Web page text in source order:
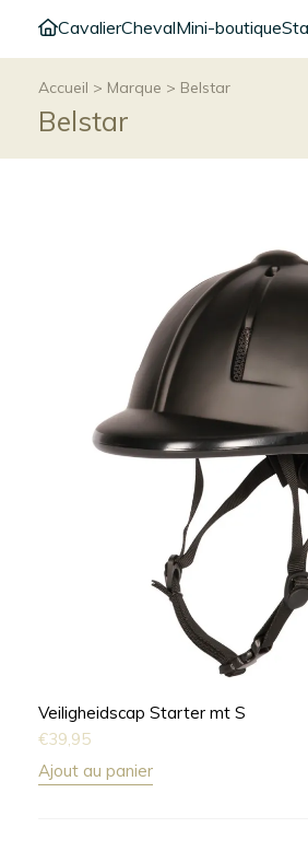
CavalierChevalMini-boutique
Accueil > Marque > Belstar
Belstar
Veiligheidscap Starter mt S
€39,95
Ajout au panier